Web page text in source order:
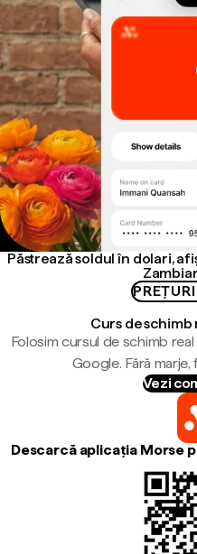
Păstrează soldul în dolari,
Curs de
Folosim cursul de schimb
Google. Fără
Vezi
Descarcă aplicația Morse